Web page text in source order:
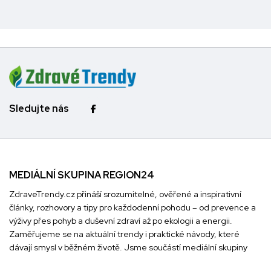
Sledujte nás
MEDIÁLNÍ SKUPINA REGION24
ZdraveTrendy.cz přináší srozumitelné, ověřené a inspirativní
články, rozhovory a tipy pro každodenní pohodu – od prevence a
výživy přes pohyb a duševní zdraví až po ekologii a energii.
Zaměřujeme se na aktuální trendy i praktické návody, které
dávají smysl v běžném životě. Jsme součástí mediální skupiny